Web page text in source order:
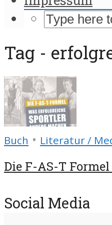
Tag -
Buch • Literatur /
Die F-AS-T Formel
Social Media